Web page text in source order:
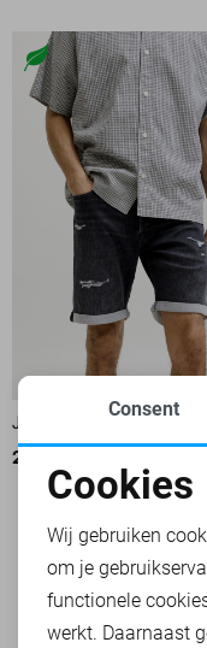
JACK & JONES KORTE
20,00
Noodzakelijke
Personalisatie
Analytische
Consent
Cookies
Wij gebruiken
om je
functionele
werkt. Daarnaast